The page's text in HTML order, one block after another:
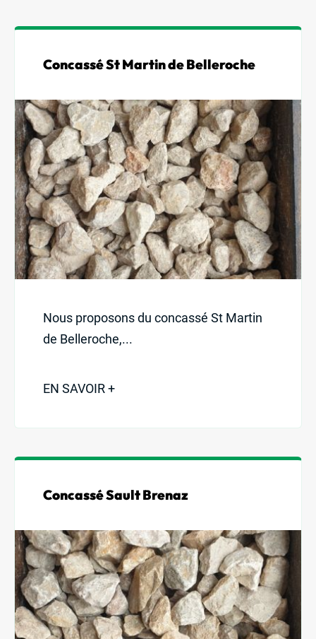
Concassé St Martin de Belleroche
Nous proposons du concassé St Martin
de Belleroche,...
EN SAVOIR +
Concassé Sault Brenaz